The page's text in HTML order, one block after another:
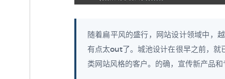
随着扁平风的盛行，网站设计领域中，
有点太out了。城池设计在很早之前，就
类网站风格的客户。的确，宣传新产品